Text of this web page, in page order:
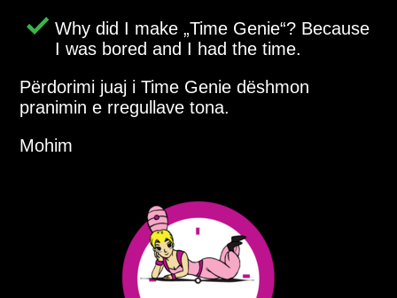
Why did I make Time Genie ? Because
I was bored and I had the time.
Përdorimi juaj i Time Genie dëshmon
pranimin e rregullave tona.
Mohim